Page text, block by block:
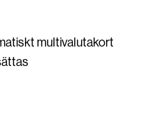
multivalutakort